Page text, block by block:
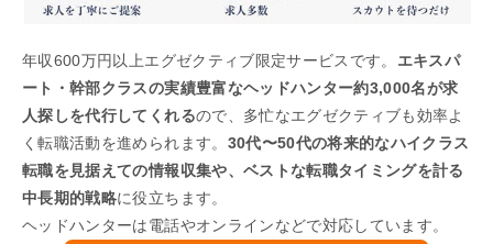
年収600万円以上エグゼクティブ限定サービスです。 エキスパ
ート・幹部クラスの実績豊富なヘッドハンター約3,000名が求
人探しを代行してくれるので、多忙なエグゼクティブも効率よ
く転職活動を進められます。 30代〜50代の将来的なハイクラス
転職を見据えての情報収集や、ベストな転職タイミングを計る
中長期的戦略に役立ちます。
ヘッドハンターは電話やオンラインなどで対応しています。